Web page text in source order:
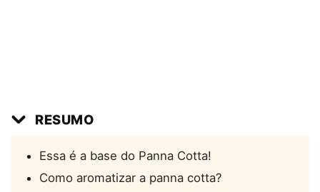
RESUMO
Essa é a base do Panna Cotta!
Como aromatizar a panna cotta?